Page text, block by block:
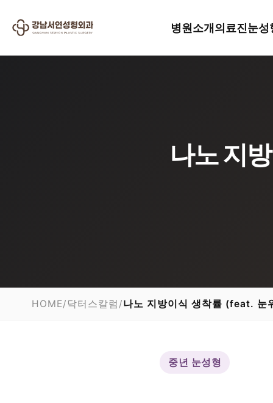
병원소개의료진눈성
나노 지
HOME/ 닥터스칼럼 /나노 지방이식 생착률 (feat. 눈
중년 눈성형